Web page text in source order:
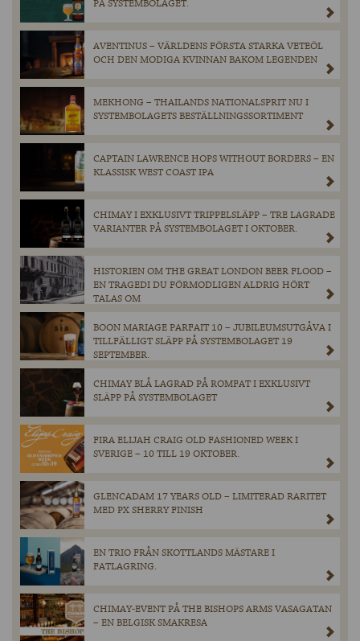
PÅ SYSTEMBOLAGET.
AVENTINUS – VÄRLDENS FÖRSTA STARKA VETEÖL
OCH DEN MODIGA KVINNAN BAKOM LEGENDEN
MEKHONG – THAILANDS NATIONALSPRIT NU I
SYSTEMBOLAGETS BESTÄLLNINGSSORTIMENT
CAPTAIN LAWRENCE HOPS WITHOUT BORDERS – EN
KLASSISK WEST COAST IPA
CHIMAY I EXKLUSIVT TRIPPELSLÄPP – TRE LAGRADE
VARIANTER PÅ SYSTEMBOLAGET I OKTOBER.
HISTORIEN OM THE GREAT LONDON BEER FLOOD –
EN TRAGEDI DU FÖRMODLIGEN ALDRIG HÖRT
TALAS OM
BOON MARIAGE PARFAIT 10 – JUBILEUMSUTGÅVA I
TILLFÄLLIGT SLÄPP PÅ SYSTEMBOLAGET 19
SEPTEMBER.
CHIMAY BLÅ LAGRAD PÅ ROMFAT I EXKLUSIVT
SLÄPP PÅ SYSTEMBOLAGET
FIRA ELIJAH CRAIG OLD FASHIONED WEEK I
SVERIGE – 10 TILL 19 OKTOBER.
GLENCADAM 17 YEARS OLD – LIMITERAD RARITET
MED PX SHERRY FINISH
EN TRIO FRÅN SKOTTLANDS MÄSTARE I
FATLAGRING.
CHIMAY-EVENT PÅ THE BISHOPS ARMS VASAGATAN
– EN BELGISK SMAKRESA